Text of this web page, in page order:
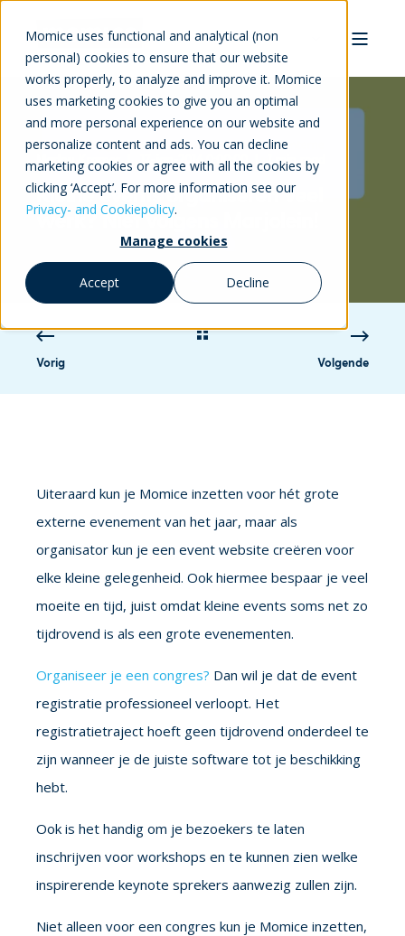
Momice uses functional and analytical (non
personal) cookies to ensure that our website
works properly, to analyze and improve it. Momice
uses marketing cookies to give you an optimal
and more personal experience on our website and
personalize content and ads. You can decline
marketing cookies or agree with all the cookies by
clicking ‘Accept’. For more information see our
Privacy- and Cookiepolicy.
Manage cookies
Accept Decline
Marlou Kramer 17-jan-2016 0:00:00 1 min read
Kleine events organiseren veel
werk? Niet volgens Marjolein!
Vorig Volgende
Uiteraard kun je Momice inzetten voor hét grote
externe evenement van het jaar, maar als
organisator kun je een event website creëren voor
elke kleine gelegenheid. Ook hiermee bespaar je veel
moeite en tijd, juist omdat kleine events soms net zo
tijdrovend is als een grote evenementen.
Organiseer je een congres? Dan wil je dat de event
registratie professioneel verloopt. Het
registratietraject hoeft geen tijdrovend onderdeel te
zijn wanneer je de juiste software tot je beschikking
hebt.
Ook is het handig om je bezoekers te laten
inschrijven voor workshops en te kunnen zien welke
inspirerende keynote sprekers aanwezig zullen zijn.
Niet alleen voor een congres kun je Momice inzetten,